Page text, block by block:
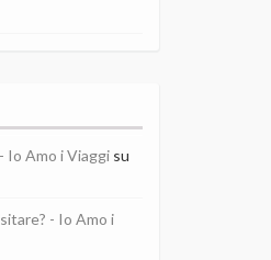
Io Amo i Viaggi su
- Io Amo i